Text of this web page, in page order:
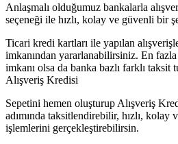
Anlaşmalı olduğumuz bankalarla
seçeneği ile hızlı, kolay ve güvenli bir
Ticari kredi kartları ile yapılan
imkanından yararlanabilirsiniz. En
imkanı olsa da banka bazlı farklı taksit
Alışveriş Kredisi
Sepetini hemen oluşturup Alışveriş
adımında taksitlendirebilir, hızlı, kolay
işlemlerini gerçekleştirebilirsin.